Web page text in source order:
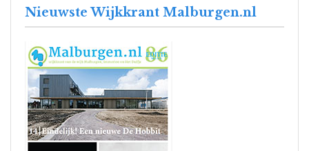
Nieuwste Wijkkrant Malburgen.nl